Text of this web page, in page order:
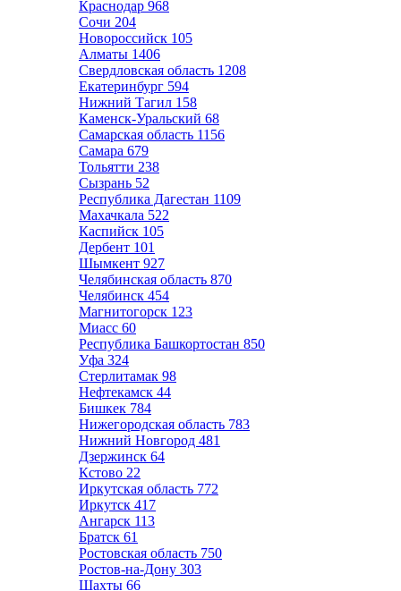
Краснодар 968
Сочи 204
Новороссийск 105
Алматы 1406
Свердловская область 1208
Екатеринбург 594
Нижний Тагил 158
Каменск-Уральский 68
Самарская область 1156
Самара 679
Тольятти 238
Сызрань 52
Республика Дагестан 1109
Махачкала 522
Каспийск 105
Дербент 101
Шымкент 927
Челябинская область 870
Челябинск 454
Магнитогорск 123
Миасс 60
Республика Башкортостан 850
Уфа 324
Стерлитамак 98
Нефтекамск 44
Бишкек 784
Нижегородская область 783
Нижний Новгород 481
Дзержинск 64
Кстово 22
Иркутская область 772
Иркутск 417
Ангарск 113
Братск 61
Ростовская область 750
Ростов-на-Дону 303
Шахты 66